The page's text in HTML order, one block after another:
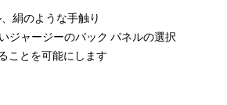
絹のような手触り
ジャージーのバック パネルの選択
ことを可能にします